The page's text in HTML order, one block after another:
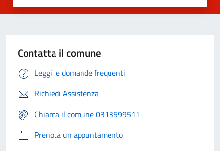
Contatta il comune
Leggi le domande frequenti
Richiedi Assistenza
Chiama il comune 0313599511
Prenota un appuntamento